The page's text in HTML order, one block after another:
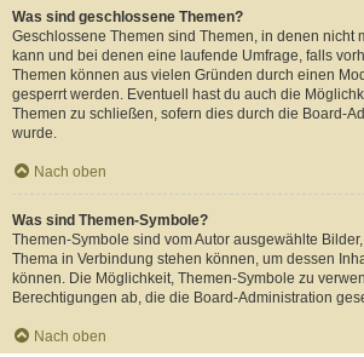
Was sind geschlossene Themen?
Geschlossene Themen sind Themen, in denen nicht
kann und bei denen eine laufende Umfrage, falls
Themen können aus vielen Gründen durch einen
gesperrt werden. Eventuell hast du auch die
Themen zu schließen, sofern dies durch die Board-
wurde.
Nach oben
Was sind Themen-Symbole?
Themen-Symbole sind vom Autor ausgewählte
Thema in Verbindung stehen können, um dessen
können. Die Möglichkeit, Themen-Symbole zu
Berechtigungen ab, die die Board-Administration
Nach oben